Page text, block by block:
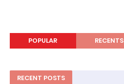
POPULAR RECENTS
RECENT POSTS